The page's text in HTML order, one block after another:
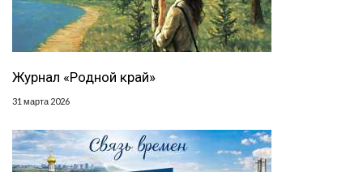
Журнал «Родной край»
31 марта 2026